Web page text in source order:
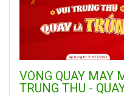
VÒNG QUAY MAY
TRUNG THU -